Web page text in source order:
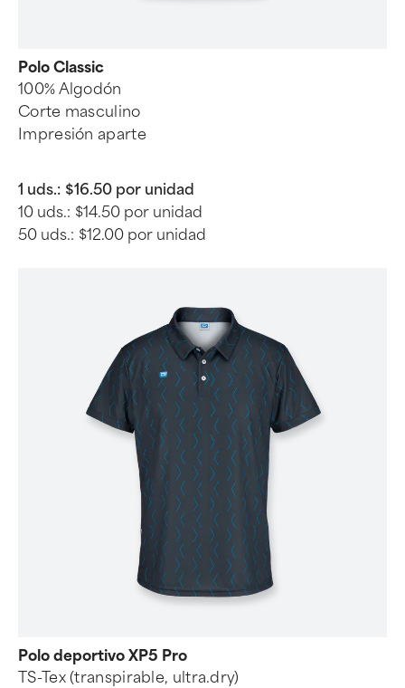
Polo Classic
100% Algodón
Corte masculino
Impresión aparte
1 uds.: $16.50 por unidad
10 uds.: $14.50 por unidad
50 uds.: $12.00 por unidad
Polo deportivo XP5 Pro
TS-Tex (transpirable, ultra.dry)